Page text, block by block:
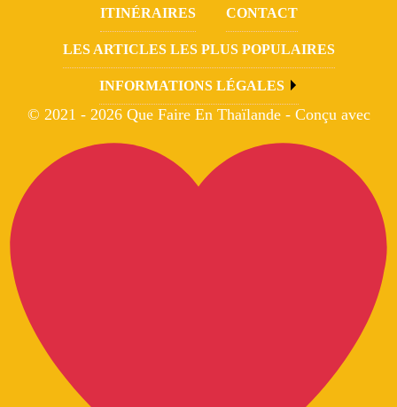
ITINÉRAIRES CONTACT
LES ARTICLES LES PLUS POPULAIRES
INFORMATIONS LÉGALES
© 2021 - 2026 Que Faire En Thaïlande - Conçu avec